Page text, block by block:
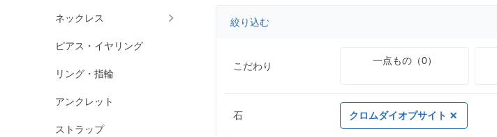
ネックレス
ピアス・イヤリング
リング・指輪
アンクレット
ストラップ
絞り込む
こだわり 一点もの（0）
石 クロムダイオプサイト